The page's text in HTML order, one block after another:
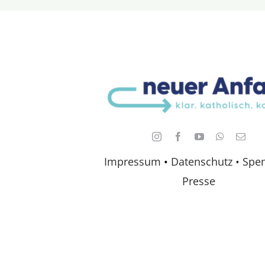
Impressum • Datenschutz •
Presse